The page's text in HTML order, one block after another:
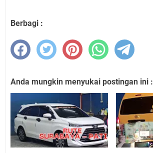
Berbagi :
Anda mungkin menyukai postingan ini :